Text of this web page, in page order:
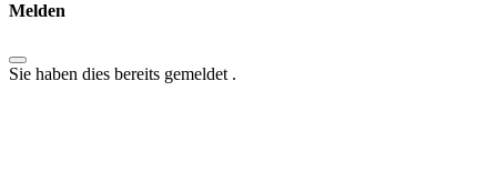
Melden
Sie haben dies bereits gemeldet .